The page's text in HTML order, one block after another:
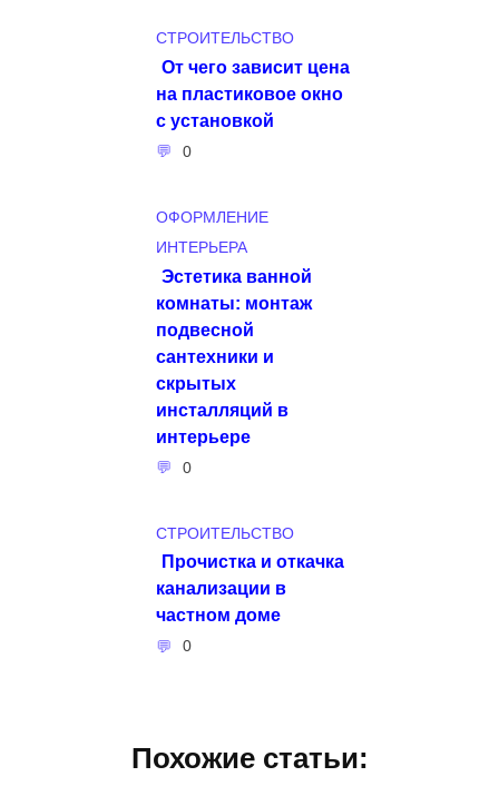
СТРОИТЕЛЬСТВО
От чего зависит цена
на пластиковое окно
с установкой
0
ОФОРМЛЕНИЕ
ИНТЕРЬЕРА
Эстетика ванной
комнаты: монтаж
подвесной
сантехники и
скрытых
инсталляций в
интерьере
0
СТРОИТЕЛЬСТВО
Прочистка и откачка
канализации в
частном доме
0
Похожие статьи: